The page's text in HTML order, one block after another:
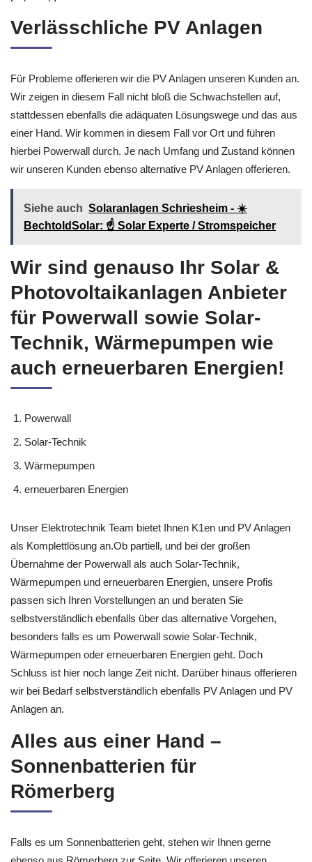
Verlässchliche PV Anlagen
Für Probleme offerieren wir die PV Anlagen unseren Kunden an.
Wir zeigen in diesem Fall nicht bloß die Schwachstellen auf,
stattdessen ebenfalls die adäquaten Lösungswege und das aus
einer Hand. Wir kommen in diesem Fall vor Ort und führen
hierbei Powerwall durch. Je nach Umfang und Zustand können
wir unseren Kunden ebenso alternative PV Anlagen offerieren.
Siehe auch Solaranlagen Schriesheim - ☀️
BechtoldSolar: ☝️ Solar Experte / Stromspeicher
Wir sind genauso Ihr Solar &
Photovoltaikanlagen Anbieter
für Powerwall sowie Solar-
Technik, Wärmepumpen wie
auch erneuerbaren Energien!
Powerwall
Solar-Technik
Wärmepumpen
erneuerbaren Energien
Unser Elektrotechnik Team bietet Ihnen K1en und PV Anlagen
als Komplettlösung an.Ob partiell, und bei der großen
Übernahme der Powerwall als auch Solar-Technik,
Wärmepumpen und erneuerbaren Energien, unsere Profis
passen sich Ihren Vorstellungen an und beraten Sie
selbstverständlich ebenfalls über das alternative Vorgehen,
besonders falls es um Powerwall sowie Solar-Technik,
Wärmepumpen oder erneuerbaren Energien geht. Doch
Schluss ist hier noch lange Zeit nicht. Darüber hinaus offerieren
wir bei Bedarf selbstverständlich ebenfalls PV Anlagen und PV
Anlagen an.
Alles aus einer Hand –
Sonnenbatterien für
Römerberg
Falls es um Sonnenbatterien geht, stehen wir Ihnen gerne